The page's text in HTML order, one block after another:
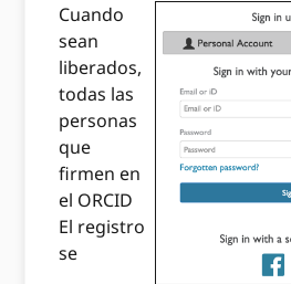
Cuando
sean
liberados,
todas las
personas
que
firmen en
el ORCID
El registro
se